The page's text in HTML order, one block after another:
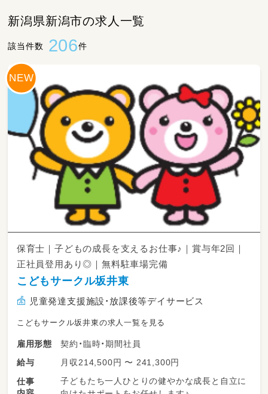
新潟県新潟市の求人一覧
該当件数 206件
保育士｜子どもの成長を支えるお仕事♪｜賞与年2回｜
正社員登用あり◎｜無料駐車場完備
こどもサークル坂井東
児童発達支援施設・放課後等デイサービス
こどもサークル坂井東の求人一覧を見る
雇用形態
契約・臨時・期間社員
給与
月収214,500円 〜 241,300円
仕事
子どもたち一人ひとりの健やかな成長と自立に